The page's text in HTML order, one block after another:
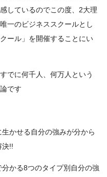
しているのでこの度、2大理
一のビジネススクールとし
ール」を開催することにい
でに何千人、何万人という
です
かせる自分の強みが分から
決!!
分かる8つのタイプ別自分の強